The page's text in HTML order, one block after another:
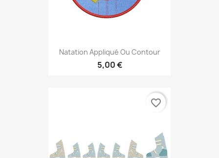
Natation Appliqué Ou Contour
5,00 €
favorite_border